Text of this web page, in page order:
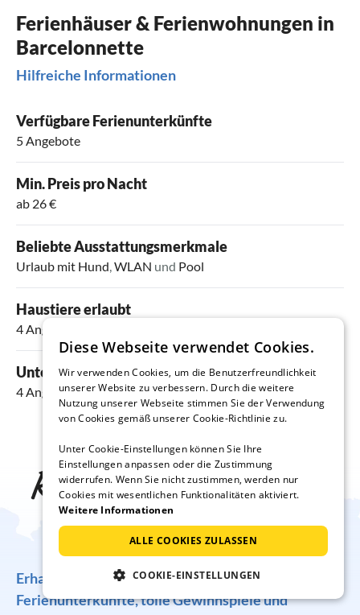
Ferienhäuser & Ferienwohnungen in
Barcelonnette
Hilfreiche Informationen
Verfügbare Ferienunterkünfte
5 Angebote
Min. Preis pro Nacht
ab 26 €
Beliebte Ausstattungsmerkmale
Urlaub mit Hund WLAN und Pool
Haustiere erlaubt
4 Angebote
Unterkünfte mit Pool
4 Angebote
Reise-Inspiration frei
Haus
Erhalten Sie regelmäßig Angebote für traumhafte
Ferienunterkünfte, tolle Gewinnspiele und
Diese Webseite verwendet Cookies.
Wir verwenden Cookies, um die Benutzerfreundlichkeit
unserer Website zu verbessern. Durch die weitere
Nutzung unserer Webseite stimmen Sie der Verwendung
von Cookies gemäß unserer Cookie-Richtlinie zu.
Unter Cookie-Einstellungen können Sie Ihre
Einstellungen anpassen oder die Zustimmung
widerrufen. Wenn Sie nicht zustimmen, werden nur
Cookies mit wesentlichen Funktionalitäten aktiviert.
Weitere Informationen
ALLE COOKIES ZULASSEN
COOKIE-EINSTELLUNGEN